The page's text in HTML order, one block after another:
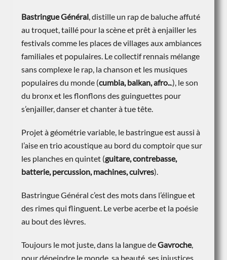
Bastringue Général, distille un rap de baluche affuté
au troquet, taillé pour la scène et prêt à enjailler les
festivals comme les places de villages aux ambiances
familiales et populaires. Le collectif rennais mélange
sans complexe le rap, la chanson et les musiques
populaires du monde (cumbia, balkan, afro...), le son
du bronx et les flonflons des guinguettes pour
s’enjailler, danser et chanter à tue tête.
Projet à géométrie variable, le bastringue est aussi à
l’aise en trio acoustique au bord du comptoir que sur
les planches en quintet (guitare, contrebasse,
batterie, percussion, machines, cuivres).
Bastringue Général c’est des mots dans l’élingue et
des rimes qui flinguent. Le verbe acerbe et la poésie
au bout des lèvres.
Toujours le mot juste, dans la langue deGavroche,
pour dépeindre le monde, sa beauté, ses injustices,